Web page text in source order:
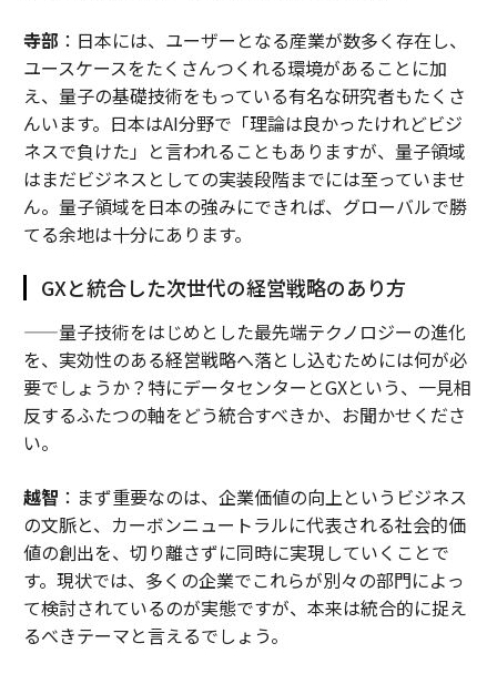
寺部 ：日本には、ユーザーとなる産業が数多く存在し、
ユースケースをたくさんつくれる環境があることに加
え、量子の基礎技術をもっている有名な研究者もたくさ
んいます。日本はAI分野で「理論は良かったけれどビジ
ネスで負けた」と言われることもありますが、量子領域
はまだビジネスとしての実装段階までには至っていませ
ん。量子領域を日本の強みにできれば、グローバルで勝
てる余地は十分にあります。
GXと統合した次世代の経営戦略のあり方
——量子技術をはじめとした最先端テクノロジーの進化
を、実効性のある経営戦略へ落とし込むためには何が必
要でしょうか？特にデータセンターとGXという、一見相
反するふたつの軸をどう統合すべきか、お聞かせくださ
い。
越智 ：まず重要なのは、企業価値の向上というビジネス
の文脈と、カーボンニュートラルに代表される社会的価
値の創出を、切り離さずに同時に実現していくことで
す。現状では、多くの企業でこれらが別々の部門によっ
て検討されているのが実態ですが、本来は統合的に捉え
るべきテーマと言えるでしょう。